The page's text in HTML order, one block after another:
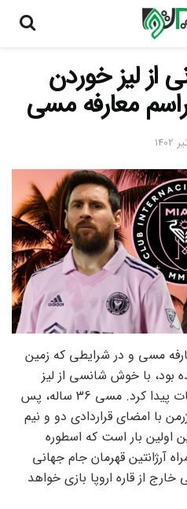
از لیز خوردن
معارفه مسی
مسی و در شرایطی که زمین
بود، با خوش شانسی از لیز
خوردن و پخش زمین شدن نجات پیدا کرد. مسی 36 ساله، پس
با امضای قراردادی دو و نیم
اولین بار است که اسطوره
آرژانتین قهرمان جام جهانی
خارج از قاره اروپا بازی خواهد